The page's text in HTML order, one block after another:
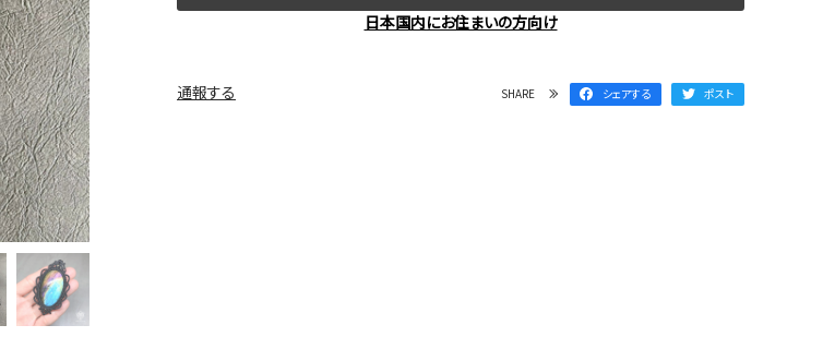
日本国内にお住まいの方向け
SHARE シェアする ポスト
通報する